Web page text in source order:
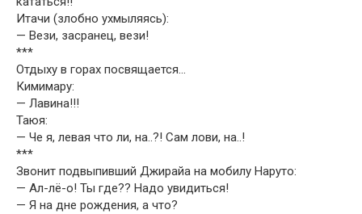
Итачи (злобно ухмыляясь):
— Вези, засранец, вези!
***
Отдыху в горах посвящается…
Кимимару:
— Лавина!!!
Таюя:
— Че я, левая что ли, на..?! Сам лови, на..!
***
Звонит подвыпивший Джирайа на мобилу Наруто:
— Ал-лё-о! Ты где?? Надо увидиться!
— Я на дне рождения, а что?